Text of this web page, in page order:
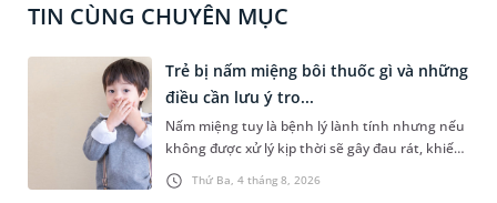
TIN CÙNG CHUYÊN MỤC
Thứ Ba, 4 tháng 8, 2026
Trẻ bị nấm miệng bôi thuốc gì và những
điều cần lưu ý tro...
Nấm miệng tuy là bệnh lý lành tính nhưng nếu
không được xử lý kịp thời sẽ gây đau rát, khiến
trẻ quấy khóc và bỏ ăn, bỏ bú. Để giúp con
nhanh chóng khỏi bệnh và ăn ngoan trở lại,